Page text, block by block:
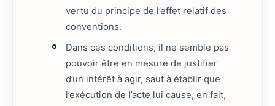
vertu du principe de l’effet relatif des
conventions.
Dans ces conditions, il ne semble pas
pouvoir être en mesure de justifier
d’un intérêt à agir, sauf à établir que
l’exécution de l’acte lui cause, en fait,